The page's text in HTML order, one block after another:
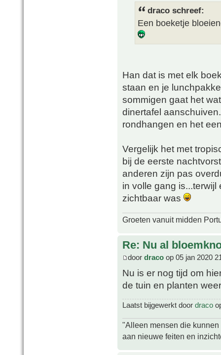
draco schreef:
Een boeketje
Han dat is met elk
staan en je
sommigen gaat het
dinertafel
rondhangen en het
Vergelijk het met
bij de eerste
anderen zijn pas
in volle gang
zichtbaar was
Groeten vanuit midden
Re: Nu al
door draco op 05 jan 2020
Nu is er nog tijd om
de tuin en planten
Laatst bijgewerkt door draco
"Alleen mensen die
aan nieuwe feiten en